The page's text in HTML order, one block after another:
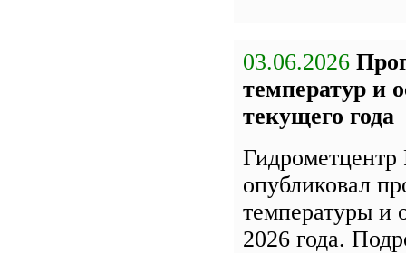
03.06.2026
температур и
текущего года
Гидрометцентр
опубликовал
температуры и
2026 года.